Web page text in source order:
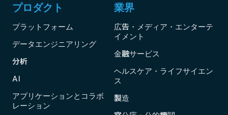
プロダクト
プラットフォーム
データエンジニアリング
分析
AI
アプリケーションとコラボ
レーション
業界
広告・メディア・エンターテ
イメント
金融サービス
ヘルスケア・ライフサイエン
ス
製造